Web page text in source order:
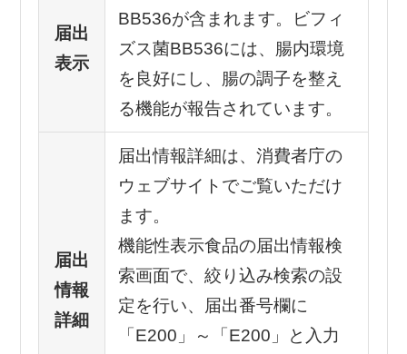
届出
表示
BB536が含まれます。ビフィ
ズス菌BB536には、腸内環境
を良好にし、腸の調子を整え
る機能が報告されています。
届出
情報
詳細
届出情報詳細は、消費者庁の
ウェブサイトでご覧いただけ
ます。
機能性表示食品の届出情報検
索画面で、絞り込み検索の設
定を行い、届出番号欄に
「E200」～「E200」と入力